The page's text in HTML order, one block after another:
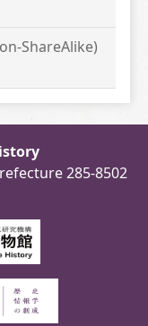
ShareAlike)
285-8502